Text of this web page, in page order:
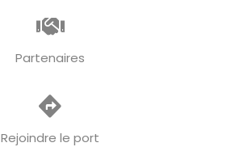
Partenaires
Rejoindre le port